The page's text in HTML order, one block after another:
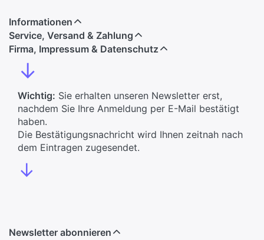
Informationen
Service, Versand & Zahlung
Firma, Impressum & Datenschutz
↓
Wichtig: Sie erhalten unseren Newsletter erst,
nachdem Sie Ihre Anmeldung per E-Mail bestätigt
haben.
Die Bestätigungsnachricht wird Ihnen zeitnah nach
dem Eintragen zugesendet.
↓
Newsletter abonnieren